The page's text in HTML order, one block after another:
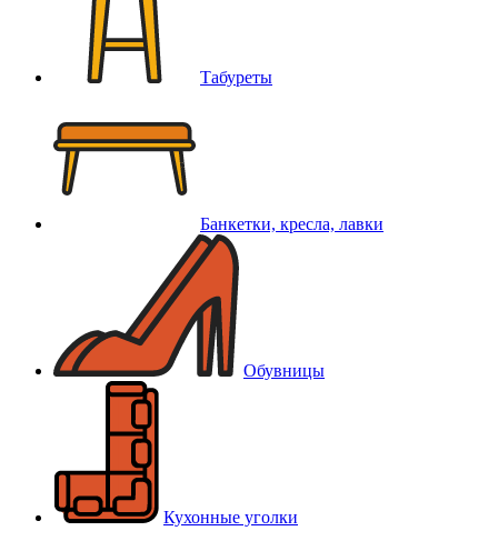
Табуреты
Банкетки, кресла, лавки
Обувницы
Кухонные уголки